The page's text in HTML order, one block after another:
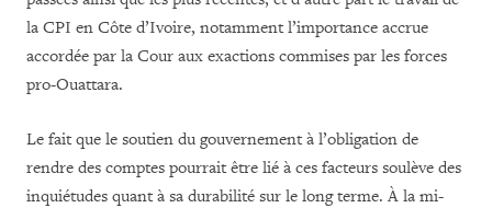
la CPI en Côte d’Ivoire, notamment l’importance accrue
accordée par la Cour aux exactions commises par les forces
pro-Ouattara.
Le fait que le soutien du gouvernement à l’obligation de
rendre des comptes pourrait être lié à ces facteurs soulève des
inquiétudes quant à sa durabilité sur le long terme. À la mi-